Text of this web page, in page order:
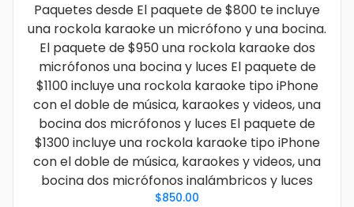
Paquetes desde El paquete de $800 te incluye
una rockola karaoke un micrófono y una bocina.
El paquete de $950 una rockola karaoke dos
micrófonos una bocina y luces El paquete de
$1100 incluye una rockola karaoke tipo iPhone
con el doble de música, karaokes y videos, una
bocina dos micrófonos y luces El paquete de
$1300 incluye una rockola karaoke tipo iPhone
con el doble de música, karaokes y videos, una
bocina dos micrófonos inalámbricos y luces
$850.00